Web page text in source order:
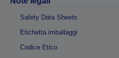
Safety Data Sheets
Etichetta imballaggi
Codice Etico